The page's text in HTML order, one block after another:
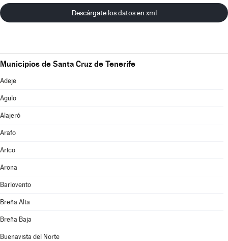
Descárgate los datos en xml
Municipios de Santa Cruz de Tenerife
Adeje
Agulo
Alajeró
Arafo
Arico
Arona
Barlovento
Breña Alta
Breña Baja
Buenavista del Norte